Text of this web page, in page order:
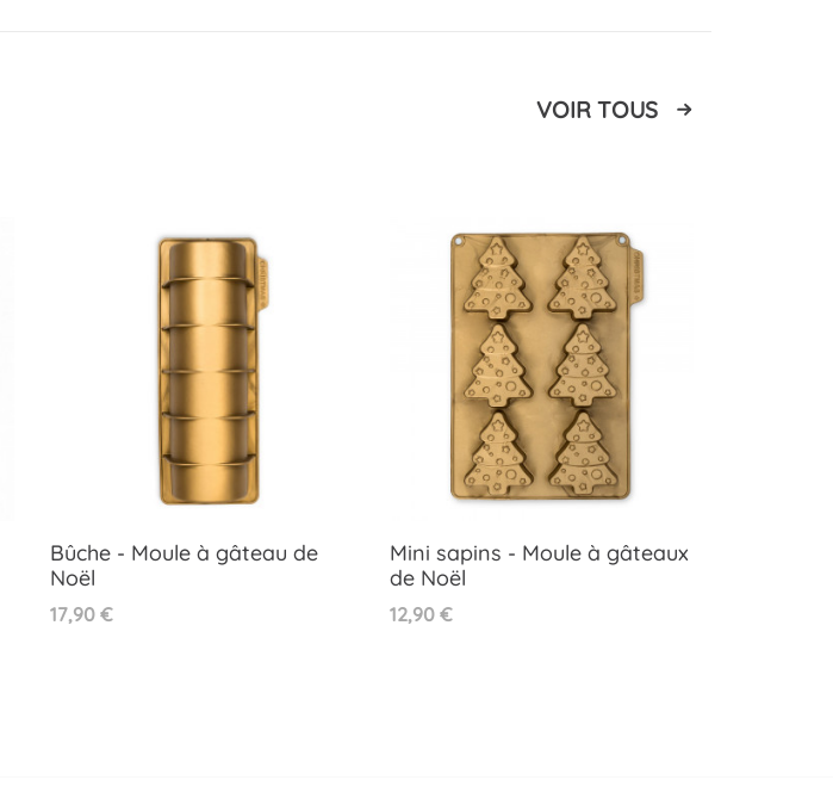
VOIR TOUS
Bûche - Moule à gâteau de
Noël
Prix
17,90 €
Mini sapins - Moule à gâteaux
de Noël
Prix
12,90 €